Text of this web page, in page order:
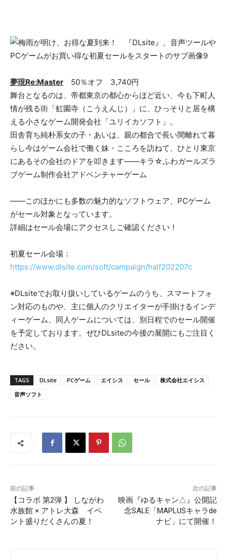
夢現Re:Master 50％オフ 3,740円
舞台となるのは、帝都東京の都心からほど近い、今も下町人
情が残る街「虹園寺（こうえんじ）」に、ひっそりと居を構
える小さなゲーム開発会社「ユリイカソフト」。
田舎育ち純朴系女の子・あいは、親の都合で長い間離れて暮
らし今はゲーム会社で働く妹・こころを訪ねて、ひとり東京
にあるその会社のドアを叩きます――キラ☆ふわガールズラ
ブゲーム制作会社アドベンチャーゲーム
――このほかにも多数の魅力的なソフトウェア、PCゲーム
がセール対象となっています。
詳細はセール会場にアクセスしご確認ください！
初夏セール会場：
https://www.dlsite.com/soft/campaign/half202207c
※DLsiteでお取り扱いしているゲームのうち、スマートフォ
ン対応のものや、主に個人のクリエイターが手掛けるインデ
ィーゲーム、同人ゲームについては、別日程でのセール開催
を予定しております。ぜひDLsiteの今後の展開にもご注目く
ださい。
TAGS DLsite PCゲーム エイシス セール
株式会社エイシス
音声ソフト
前の記事
【コラボ 第2弾 】 しながわ
水族館 × アトレ大森 イベ
ント盛りだくさんの夏！
次の記事
映画『ゆるキャン△』公開記
念SALE「MAPLUSキャラde
ナビ」にて開催！